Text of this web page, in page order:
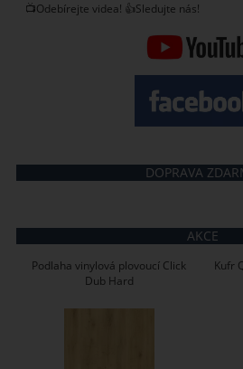
📺Odebírejte videa! 👍Sledujte nás!
DOPRAVA
AKCE
Podlaha vinylová plovoucí Click
Dub Hard
Kufr